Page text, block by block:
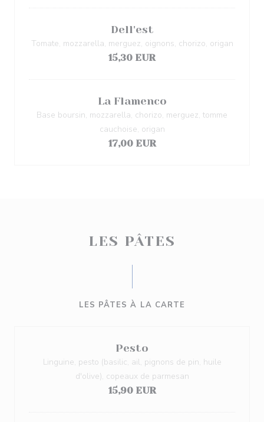
Dell'est
Tomate, mozzarella, merguez, oignons, chorizo, origan
15,30 EUR
La Flamenco
Base boursin, mozzarella, chorizo, merguez, tomme
cauchoise, origan
17,00 EUR
LES PÂTES
LES PÂTES À LA CARTE
Pesto
Linguine, pesto (basilic, ail, pignons de pin, huile
d'olive), copeaux de parmesan
15,90 EUR